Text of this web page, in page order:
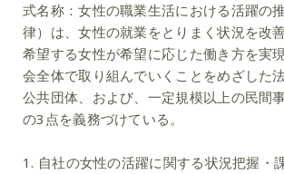
式名称：女性の職業生活における活躍の
律）は、女性の就業をとりまく状況を改
希望する女性が希望に応じた働き方を実
会全体で取り組んでいくことをめざした
公共団体、および、一定規模以上の民間
の3点を義務づけている。
1. 自社の女性の活躍に関する状況把握・